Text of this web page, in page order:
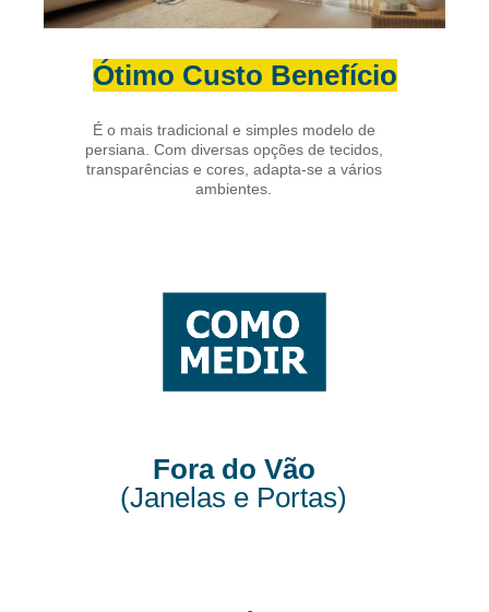
Ótimo Custo Benefício
É o mais tradicional e simples modelo de
persiana. Com diversas opções de tecidos,
transparências e cores, adapta-se a vários
ambientes.
Fora do Vão
(Janelas e Portas)